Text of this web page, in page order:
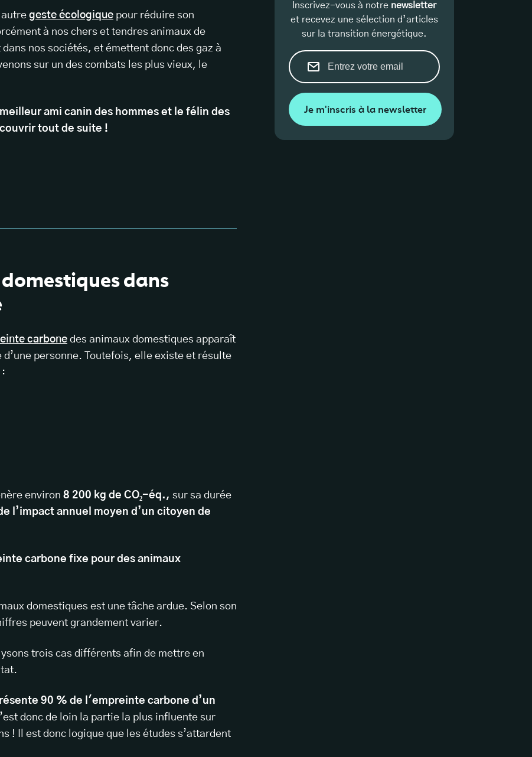
autre geste écologique pour réduire son
à nos chers et tendres animaux de
nos sociétés, et émettent donc des gaz à
sur un des combats les plus vieux, le
ami canin des hommes et le félin des
tout de suite !
dans
carbone des animaux domestiques apparaît
personne. Toutefois, elle existe et résulte
:
environ 8 200 kg de CO₂-éq., sur sa durée
l’impact annuel moyen d’un citoyen de
carbone fixe pour des animaux
domestiques est une tâche ardue. Selon son
peuvent grandement varier.
trois cas différents afin de mettre en
90 % de l'empreinte carbone d’un
donc de loin la partie la plus influente sur
! Il est donc logique que les études s’attardent
Inscrivez-vous à notre newsletter
et recevez une sélection d’articles
sur la transition énergétique.
Je m'inscris à la newsletter